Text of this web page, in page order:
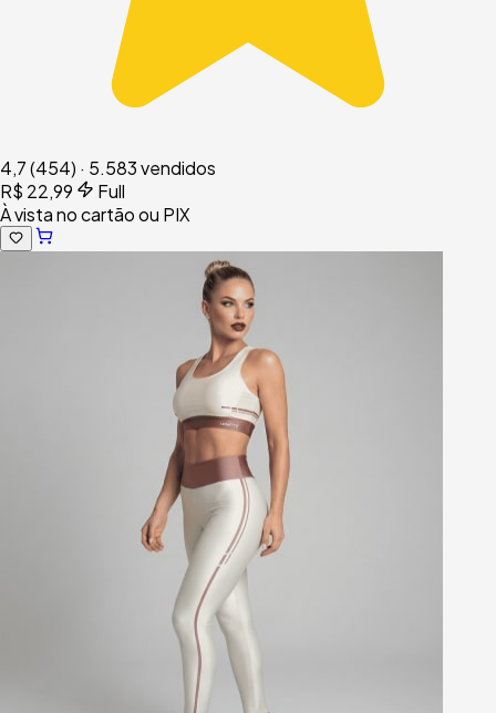
4,7(454) · 5.583 vendidos
R$ 22,99
Full
À vista no cartão ou PIX